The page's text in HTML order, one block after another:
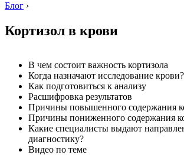
Блог ›
Кортизол в крови
В чем состоит важность кортизола
Когда назначают исследование крови?
Как подготовиться к анализу
Расшифровка результатов
Причины повышенного содержания
Причины пониженного содержания
Какие специалисты выдают
диагностику?
Видео по теме